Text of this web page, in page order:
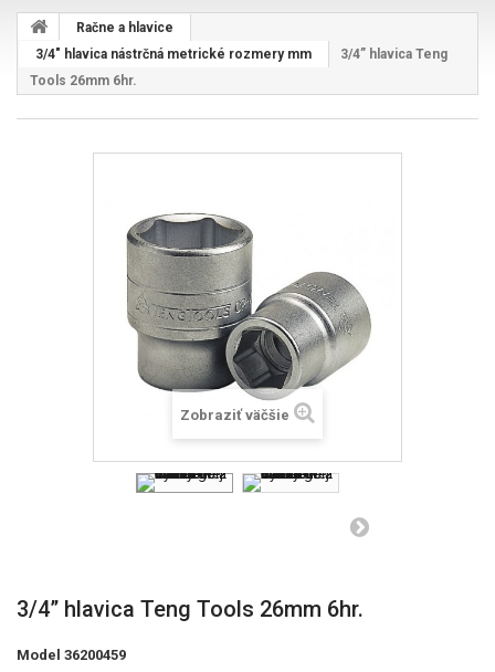
Račne a hlavice
3/4" hlavica nástrčná metrické rozmery mm
3/4” hlavica Teng
Tools 26mm 6hr.
Zobraziť väčšie
3/4” hlavica Teng Tools 26mm 6hr.
Model 36200459